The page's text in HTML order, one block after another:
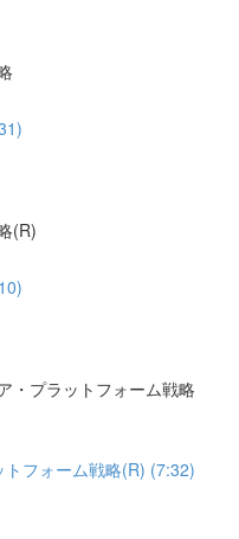
(R)
プラットフォーム戦略
フォーム戦略(R) (7:32)